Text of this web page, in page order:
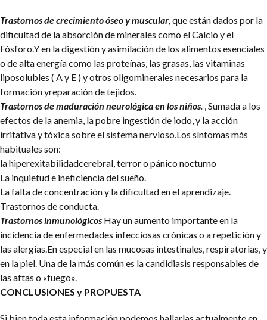
Trastornos de crecimiento óseo y muscular,que están dados por la
dificultad de la absorción de minerales como el Calcio y el
Fósforo.Y en la digestión y asimilación de los alimentos esenciales
o de alta energía como las proteínas, las grasas, las vitaminas
liposolubles ( A y E ) y otros oligominerales necesarios para la
formación yreparación de tejidos.
Trastornos de maduración neurológica en los niños. , Sumada a los
efectos de la anemia, la pobre ingestión de iodo, y la acción
irritativa y tóxica sobre el sistema nervioso.Los síntomas más
habituales son:
la hiperexitabilidadcerebral, terror o pánico nocturno
La inquietud e ineficiencia del sueño.
La falta de concentración y la dificultad en el aprendizaje.
Trastornos de conducta.
Trastornos inmunológicos Hay un aumento importante en la
incidencia de enfermedades infecciosas crónicas o a repetición y
las alergias.En especial en las mucosas intestinales, respiratorias, y
en la piel. Una de la más común es la candidiasis responsables de
las aftas o «fuego».
CONCLUSIONES y PROPUESTA